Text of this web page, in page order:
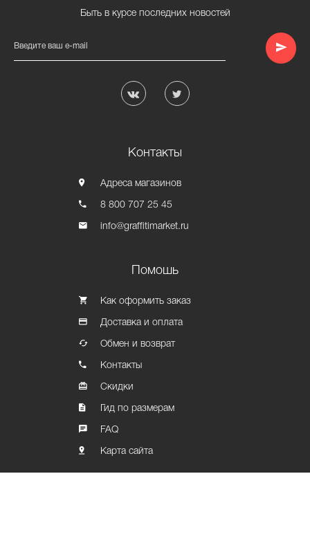
Быть в курсе последних новостей
Введите ваш e-mail
Контакты
Адреса магазинов
8 800 707 25 45
info@graffitimarket.ru
Помошь
Как оформить заказ
Доставка и оплата
Обмен и возврат
Контакты
Скидки
Гид по размерам
FAQ
Карта сайта